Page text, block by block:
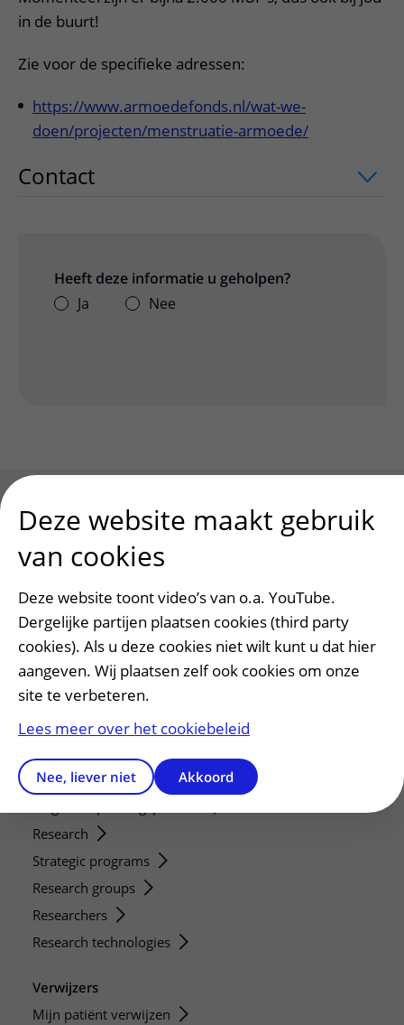
in de buurt!
Zie voor de specifieke adressen:
https://www.armoedefonds.nl/wat-we-
doen/projecten/menstruatie-armoede/
Contact uitklapper, klik om te openen
Heeft deze informatie u geholpen?
Ja
Nee
Patiënt en bezoek
Afspraak maken of wijzigen
Voorbereiden op uw afspraak
Wijzigen patiëntgegevens
Opvragen kopie dossier
Bezoektijden
Onderwijs en onderzoek
De Nieuwe Utrechtse School
Research
Strategic programs
Research groups
Researchers
Research technologies
Verwijzers
Mijn patiënt verwijzen
Deze website maakt gebruik
van cookies
Deze website toont video’s van o.a. YouTube.
Dergelijke partijen plaatsen cookies (third party
cookies). Als u deze cookies niet wilt kunt u dat hier
aangeven. Wij plaatsen zelf ook cookies om onze
site te verbeteren.
Lees meer over het cookiebeleid
Nee, liever niet Akkoord